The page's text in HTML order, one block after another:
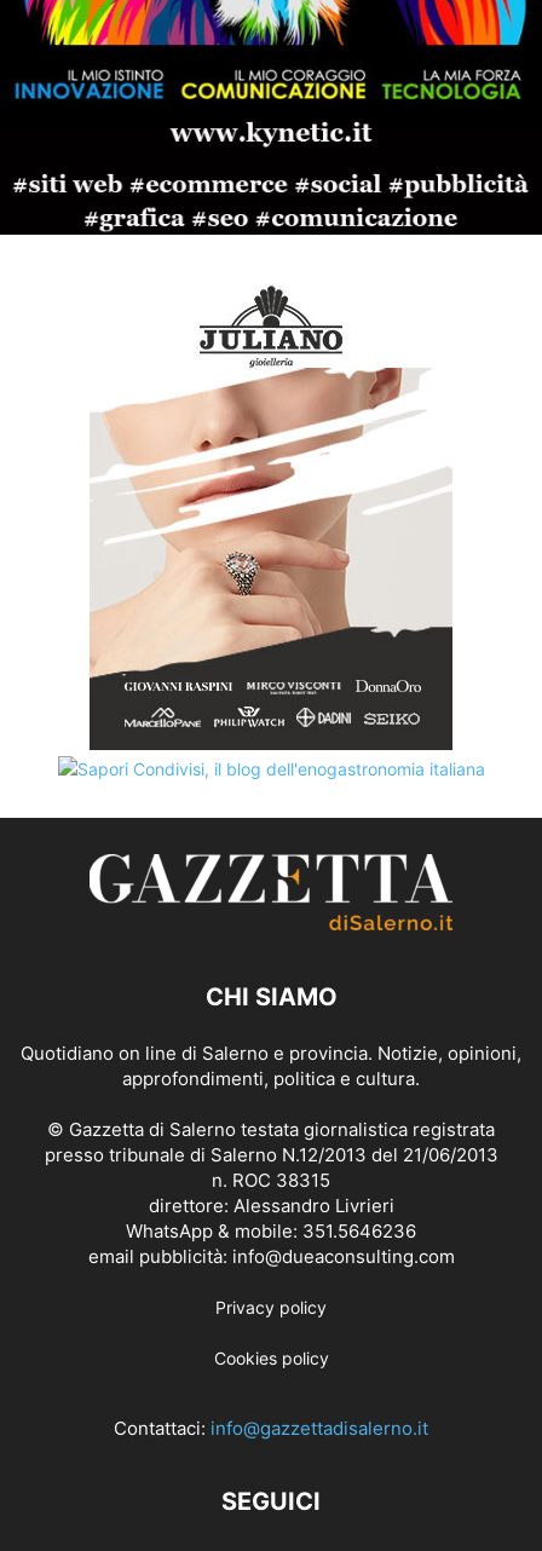
CHI SIAMO
Quotidiano on line di Salerno e provincia. Notizie, opinioni,
approfondimenti, politica e cultura.
© Gazzetta di Salerno testata giornalistica registrata
presso tribunale di Salerno N.12/2013 del 21/06/2013
n. ROC 38315
direttore: Alessandro Livrieri
WhatsApp & mobile: 351.5646236
email pubblicità: info@dueaconsulting.com
Privacy policy
Cookies policy
Contattaci: info@gazzettadisalerno.it
SEGUICI